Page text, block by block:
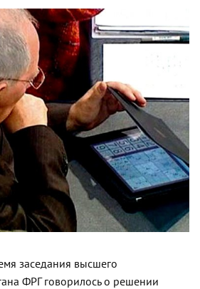
заседания высшего
ФРГ говорилось о решении